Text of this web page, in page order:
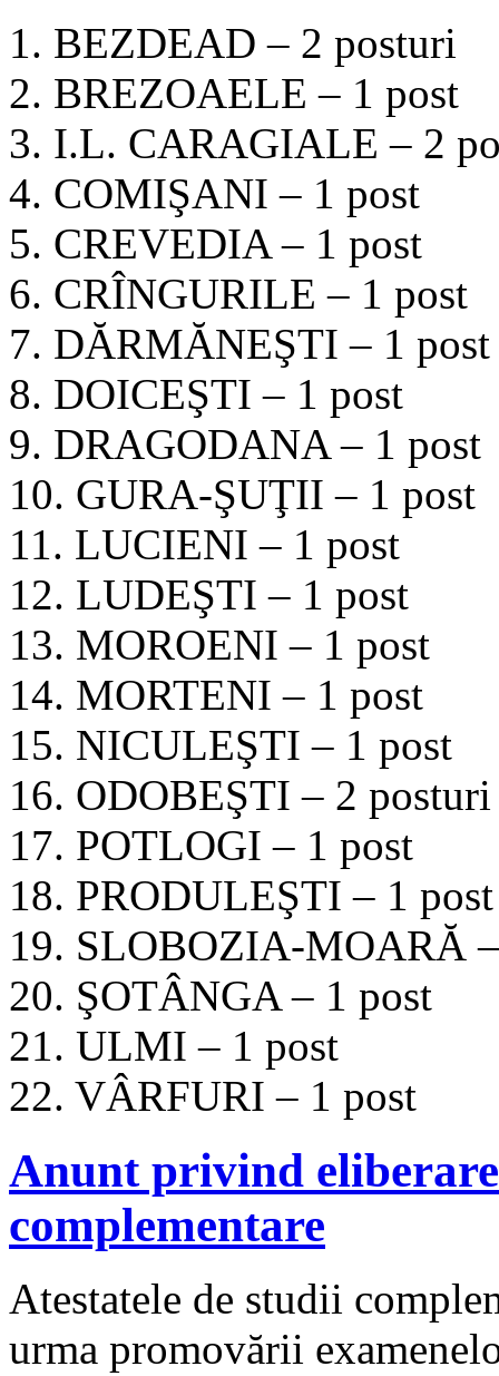
1. BEZDEAD – 2 posturi
2. BREZOAELE – 1 post
3. I.L. CARAGIALE – 2
4. COMIŞANI – 1 post
5. CREVEDIA – 1 post
6. CRÎNGURILE – 1 post
7. DĂRMĂNEŞTI – 1 post
8. DOICEŞTI – 1 post
9. DRAGODANA – 1 post
10. GURA-ŞUŢII – 1 post
11. LUCIENI – 1 post
12. LUDEŞTI – 1 post
13. MOROENI – 1 post
14. MORTENI – 1 post
15. NICULEŞTI – 1 post
16. ODOBEŞTI – 2 posturi
17. POTLOGI – 1 post
18. PRODULEŞTI – 1 post
19. SLOBOZIA-MOARĂ
20. ŞOTÂNGA – 1 post
21. ULMI – 1 post
22. VÂRFURI – 1 post
Anunt privind
complementare
Atestatele de studii
urma promovării